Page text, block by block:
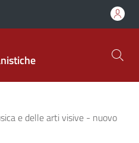
e delle arti visive - nuovo